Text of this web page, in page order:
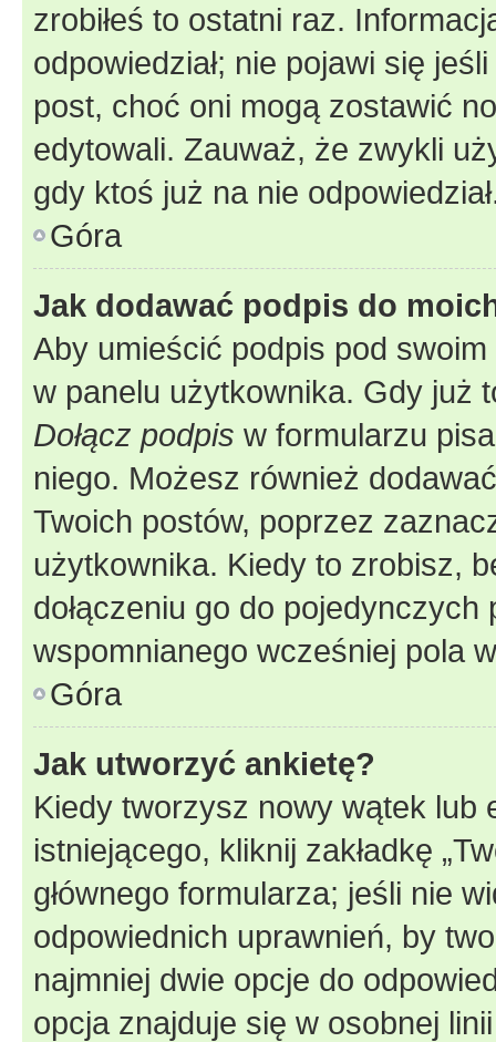
zrobiłeś to ostatni raz.
odpowiedział; nie pojawi się
post, choć oni mogą zostawić
edytowali. Zauważ, że zwykli
gdy ktoś już na nie
Góra
Jak dodawać podpis do
Aby umieścić podpis pod
w panelu użytkownika. Gdy już
Dołącz podpis w formularzu
niego. Możesz również
Twoich postów, poprzez
użytkownika. Kiedy to zrobisz,
dołączeniu go do
wspomnianego wcześniej pola
Góra
Jak utworzyć ankietę?
Kiedy tworzysz nowy wątek lub
istniejącego, kliknij zakładkę
głównego formularza; jeśli nie
odpowiednich uprawnień, by
najmniej dwie opcje do
opcja znajduje się w osobnej